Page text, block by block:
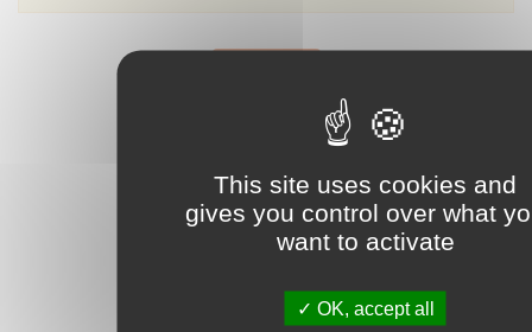
This site uses cookies and
gives you control over what
want to activate
OK, accept all